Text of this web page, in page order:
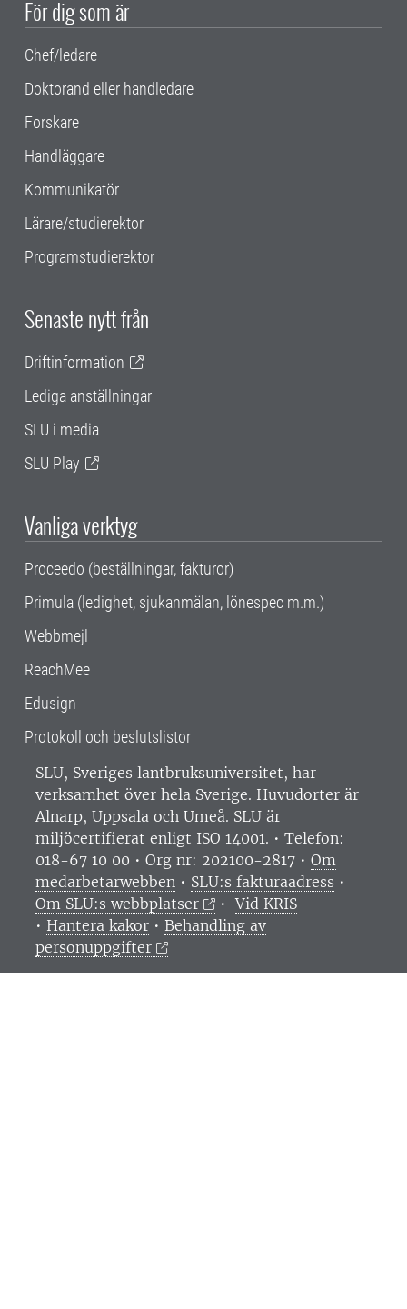
För dig som är
Chef/ledare
Doktorand eller handledare
Forskare
Handläggare
Kommunikatör
Lärare/studierektor
Programstudierektor
Senaste nytt från
Driftinformation
Lediga anställningar
SLU i media
SLU Play
Vanliga verktyg
Proceedo (beställningar, fakturor)
Primula (ledighet, sjukanmälan, lönespec m.m.)
Webbmejl
ReachMee
Edusign
Protokoll och beslutslistor
SLU, Sveriges lantbruksuniversitet, har
verksamhet över hela Sverige. Huvudorter är
Alnarp, Uppsala och Umeå. SLU är
miljöcertifierat enligt ISO 14001. • Telefon:
018-67 10 00 • Org nr: 202100-2817 • Om
medarbetarwebben • SLU:s fakturaadress •
Om SLU:s webbplatser
•Vid KRIS
• Hantera kakor • Behandling av
personuppgifter